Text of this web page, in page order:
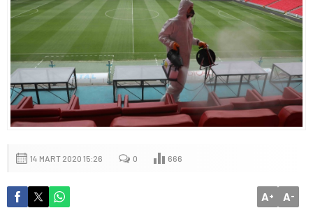
14 MART 2020 15:26 0 666
A+ A-